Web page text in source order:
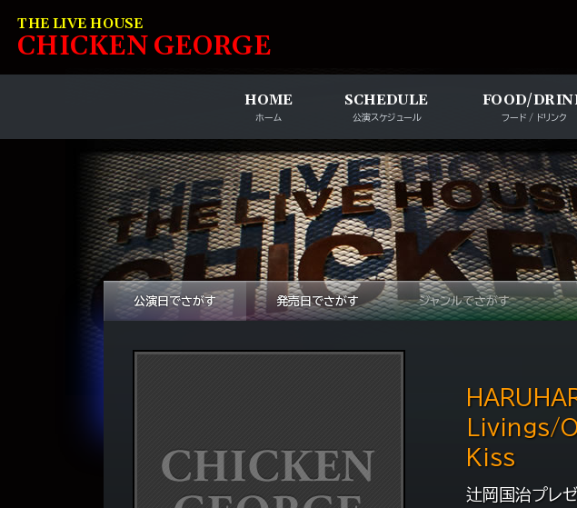
THE LIVE HOUSE
CHICKENGEORGE
HOME
ホーム
SCHEDULE
公演スケジュール
FOOD/
フード / ドリンク
公演日でさがす 発売日でさがす ジャンルでさがす
辻岡国治プ
Livings/
Kiss